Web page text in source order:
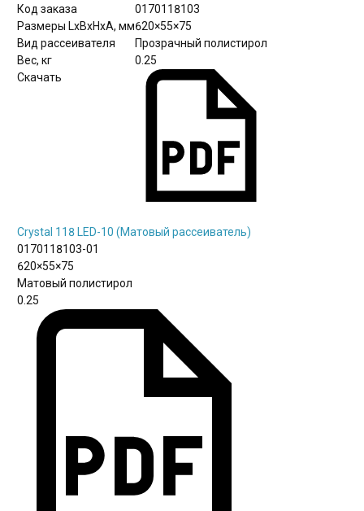
Код заказа
Размеры LxBxHхА, мм
Вид рассеивателя
Вес, кг
Скачать
0170118103
620×55×75
Прозрачный полистирол
0.25
Crystal 118 LED-10 (Матовый рассеиватель)
0170118103-01
620×55×75
Матовый полистирол
0.25